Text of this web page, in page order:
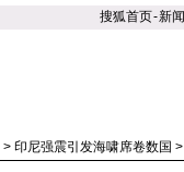
搜狐首页-新闻
> 印尼强震引发海啸席卷数国